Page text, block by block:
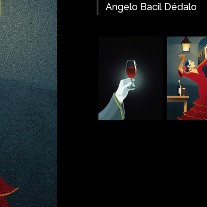
Angelo Bacil Dédalo